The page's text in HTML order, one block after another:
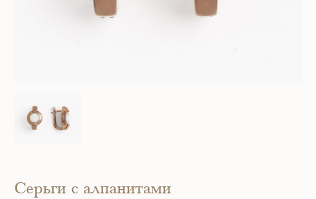
Серьги с алпанитами